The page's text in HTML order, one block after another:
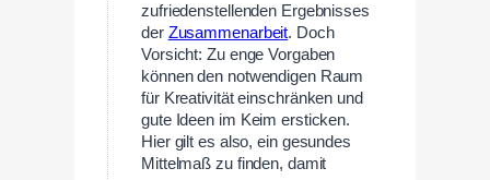
zufriedenstellenden Ergebnisses
der Zusammenarbeit. Doch
Vorsicht: Zu enge Vorgaben
können den notwendigen Raum
für Kreativität einschränken und
gute Ideen im Keim ersticken.
Hier gilt es also, ein gesundes
Mittelmaß zu finden, damit